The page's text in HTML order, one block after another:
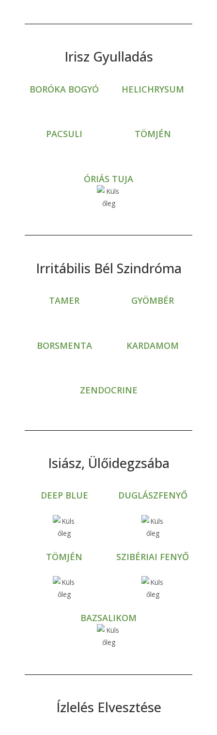
Irisz Gyulladás
BORÓKA BOGYÓ HELICHRYSUM
PACSULI TÖMJÉN
ÓRIÁS TUJA
Irritábilis Bél Szindróma
TAMER GYÖMBÉR
BORSMENTA KARDAMOM
ZENDOCRINE
Isiász, Ülőidegzsába
DEEP BLUE DUGLÁSZFENYŐ
TÖMJÉN SZIBÉRIAI FENYŐ
BAZSALIKOM
Ízlelés Elvesztése